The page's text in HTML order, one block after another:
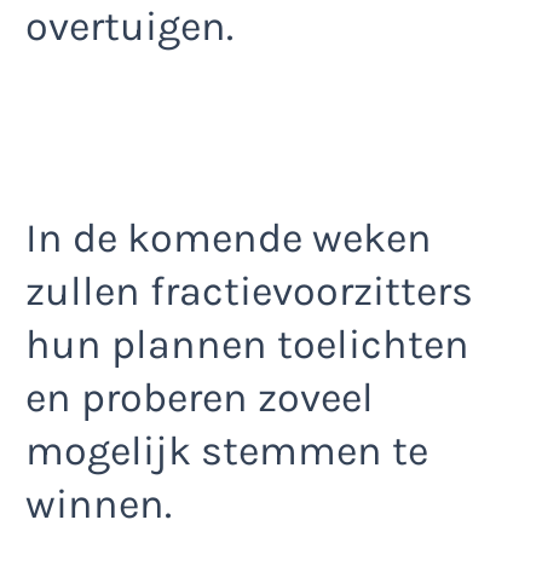
overtuigen.
In de komende weken
zullen fractievoorzitters
hun plannen toelichten
en proberen zoveel
mogelijk stemmen te
winnen.